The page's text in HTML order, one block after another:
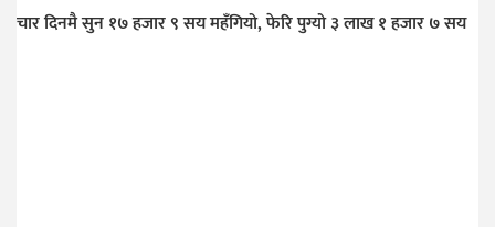
चार दिनमै सुन १७ हजार ९ सय महँगियो, फेरि पुग्यो ३ लाख १ हजार ७ सय